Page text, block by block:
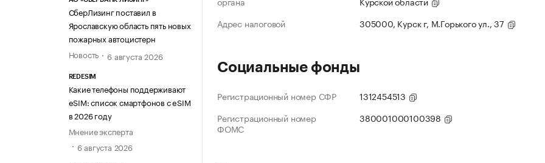
СберЛизинг поставил в
Ярославскую область пять новых
пожарных автоцистерн
Новость
6 августа 2026
REDESIM
Какие телефоны поддерживают
eSIM: список смартфонов с eSIM
в 2026 году
Мнение эксперта
6 августа 2026
Адрес налоговой
305000, Курск г, М.Горького ул., 37
Социальные фонды
Регистрационный номер СФР
1312454513
Регистрационный номер
ФОМС
380001000100398